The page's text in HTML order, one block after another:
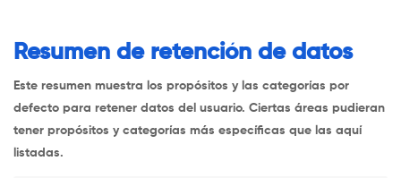
Resumen de retención de datos
Este resumen muestra los propósitos y las categorías por
defecto para retener datos del usuario. Ciertas áreas pudieran
tener propósitos y categorías más específicas que las aquí
listadas.